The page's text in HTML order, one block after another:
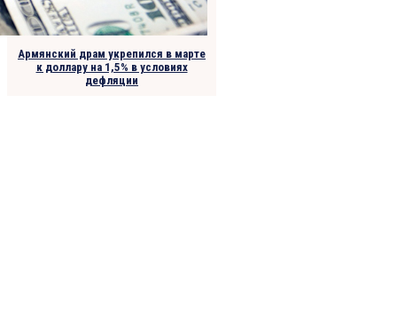
Армянский драм укрепился в марте
к доллару на 1,5% в условиях
дефляции